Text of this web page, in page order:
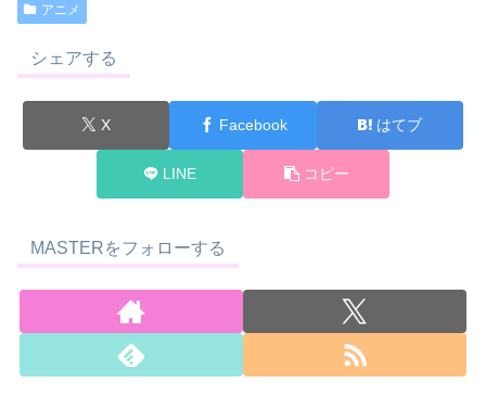
アニメ
シェアする
X Facebook はてブ
LINE コピー
MASTERをフォローする